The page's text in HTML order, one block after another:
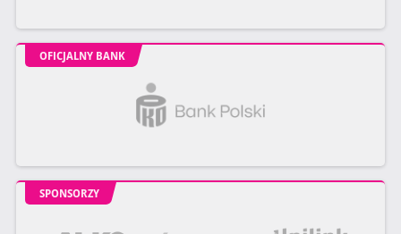
OFICJALNY BANK
SPONSORZY